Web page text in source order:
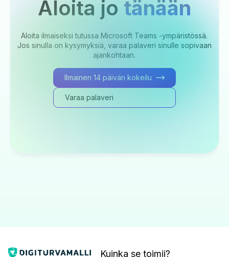
Aloita jo tänään
Aloita ilmaiseksi tutussa Microsoft Teams -ympäristössä.
Jos sinulla on kysymyksiä, varaa palaveri sinulle sopivaan
ajankohtaan.
Ilmainen 14 päivän kokeilu
Varaa palaveri
Kuinka se toimii?